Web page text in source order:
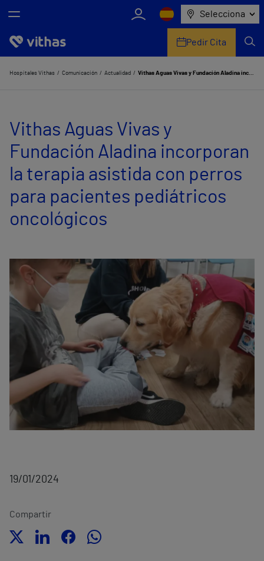
Selecciona
Nosotros
Servicios de salud
Equipo médico y asistencial
Información útil
Comunicación
Pedir Cita
Hospitales Vithas Comunicación Actualidad Vithas Aguas Vivas y Fundación Aladina incorporan la terapia asistida con perros para pacientes pediátricos oncológicos
Vithas Aguas Vivas y
Fundación Aladina incorporan
la terapia asistida con perros
para pacientes pediátricos
oncológicos
19/01/2024
Compartir